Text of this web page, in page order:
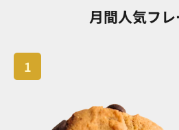
月間人気フ
1